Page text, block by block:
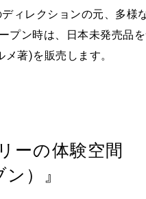
ィレクションの元、多様
プン時は、日本未発売品
著)を販売します。
ーの体験空間
）』